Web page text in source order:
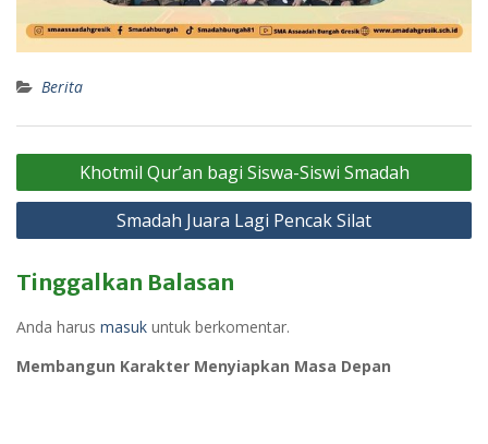
Berita
Navigasi
pos
Khotmil Qur’an bagi Siswa-Siswi Smadah
Smadah Juara Lagi Pencak Silat
Tinggalkan Balasan
Anda harus masuk untuk berkomentar.
Membangun Karakter Menyiapkan Masa Depan